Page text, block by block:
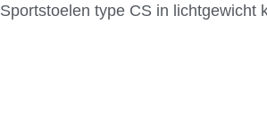
Sportstoelen type CS in lichtgewicht